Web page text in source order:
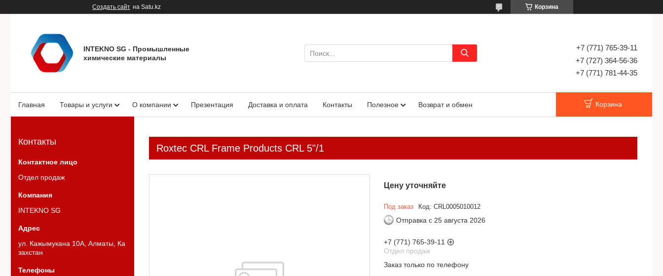
Создать сайт на Satu.kz Корзина
INTEKNO SG - Промышленные
химические материалы
+7 (771) 765-39-11
+7 (727) 364-56-36
+7 (771) 781-44-35
Главная Товары и услуги О компании Презентация Доставка и оплата Контакты Полезное Возврат и обмен Корзина
Roxtec CRL Frame Products CRL 5"/1
Цену уточняйте
Под заказ Код: CRL0005010012
Отправка с 25 августа 2026
+7 (771) 765-39-11
Отдел продаж
Заказ только по телефону
Контакты
Отдел продаж
INTEKNO SG
ул. Кажымукана 10А, Алматы, Ка
захстан